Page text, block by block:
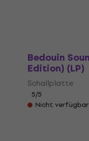
Bedouin
Edition) (LP)
Schallplatte
5/5
Nicht verfügbar